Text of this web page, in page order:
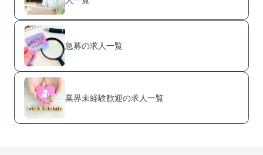
急募の求人一覧
業界未経験歓迎の求人一覧